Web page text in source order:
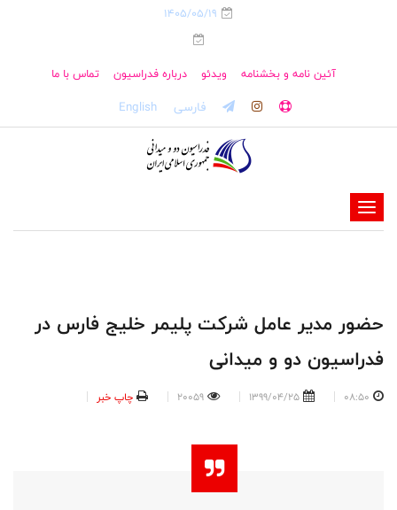
1405/05/19
آئین نامه و بخشنامه ویدئو درباره فدراسیون تماس با ما
فارسی English
-
-
-
-
حضور مدیر عامل شرکت پلیمر خلیج فارس در
فدراسیون دو و میدانی
08:50
1399/04/25
20059 چاپ خبر